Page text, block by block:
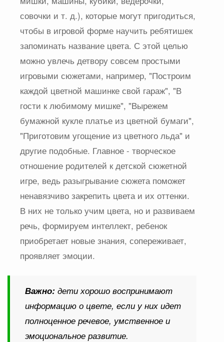
совочки и т. д.), которые могут пригодиться,
чтобы в игровой форме научить ребятишек
запоминать название цвета. С этой целью
можно увлечь детвору совсем простыми
игровыми сюжетами, например, "Построим
каждой цветной машинке свой гараж", "В
гости к любимому мишке", "Вырежем
бумажной кукле платье из цветной бумаги",
"Приготовим угощение из цветного льда" и
другие подобные. Главное - творческое
отношение родителей к детской сюжетной
игре, ведь разыгрывание сюжета поможет
ненавязчиво закрепить цвета и их оттенки.
В них не только учим цвета, но и развиваем
речь, формируем интеллект, ребенок
приобретает новые знания, сопереживает,
проявляет эмоции.
Важно: дети хорошо воспринимают
информацию о цвете, если у них идет
полноценное речевое, умственное и
эмоциональное развитие.